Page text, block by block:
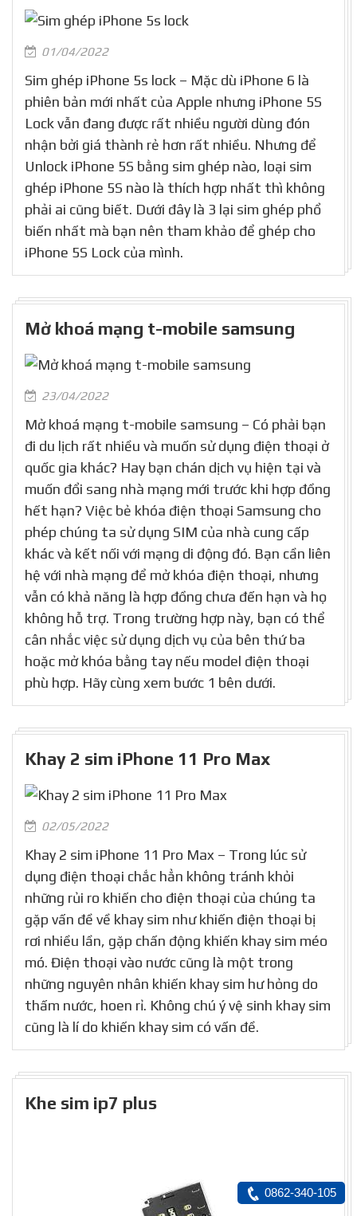
Sim ghép iPhone 5s lock
01/04/2022
Sim ghép iPhone 5s lock – Mặc dù iPhone 6 là
phiên bản mới nhất của Apple nhưng iPhone 5S
Lock vẫn đang được rất nhiều người dùng đón
nhận bởi giá thành rẻ hơn rất nhiều. Nhưng để
Unlock iPhone 5S bằng sim ghép nào, loại sim
ghép iPhone 5S nào là thích hợp nhất thì không
phải ai cũng biết. Dưới đây là 3 lại sim ghép phổ
biến nhất mà bạn nên tham khảo để ghép cho
iPhone 5S Lock của mình.
Mở khoá mạng t-mobile samsung
23/04/2022
Mở khoá mạng t-mobile samsung – Có phải bạn
đi du lịch rất nhiều và muốn sử dụng điện thoại ở
quốc gia khác? Hay bạn chán dịch vụ hiện tại và
muốn đổi sang nhà mạng mới trước khi hợp đồng
hết hạn? Việc bẻ khóa điện thoại Samsung cho
phép chúng ta sử dụng SIM của nhà cung cấp
khác và kết nối với mạng di động đó. Bạn cần liên
hệ với nhà mạng để mở khóa điện thoại, nhưng
vẫn có khả năng là hợp đồng chưa đến hạn và họ
không hỗ trợ. Trong trường hợp này, bạn có thể
cân nhắc việc sử dụng dịch vụ của bên thứ ba
hoặc mở khóa bằng tay nếu model điện thoại
phù hợp. Hãy cùng xem bước 1 bên dưới.
Khay 2 sim iPhone 11 Pro Max
02/05/2022
Khay 2 sim iPhone 11 Pro Max – Trong lúc sử
dụng điện thoại chắc hẳn không tránh khỏi
những rủi ro khiến cho điện thoại của chúng ta
gặp vấn đề về khay sim như khiến điện thoại bị
rơi nhiều lần, gặp chấn động khiến khay sim méo
mó. Điện thoại vào nước cũng là một trong
những nguyên nhân khiến khay sim hư hỏng do
thấm nước, hoen rỉ. Không chú ý vệ sinh khay sim
cũng là lí do khiến khay sim có vấn đề.
0862-340-105